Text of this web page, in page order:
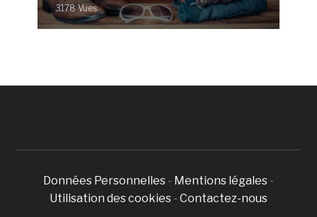
3178 Vues
Données Personnelles - Mentions légales -
Utilisation des cookies - Contactez-nous